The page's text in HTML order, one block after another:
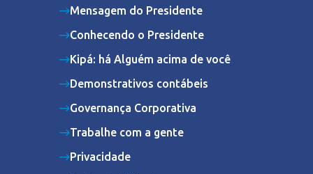
Mensagem do Presidente
Conhecendo o Presidente
Kipá: há Alguém acima de você
Demonstrativos contábeis
Governança Corporativa
Trabalhe com a gente
Privacidade